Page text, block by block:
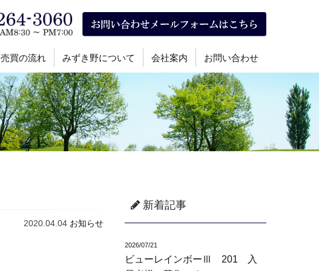
売買の流れ みずき野について 会社案内 お問い合わせ
2020.04.04 お知らせ
新着記事
2026/07/21
ビューレインボーⅢ 201 入